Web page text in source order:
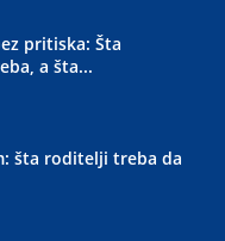
pritiska: Šta
a šta...
šta roditelji treba da